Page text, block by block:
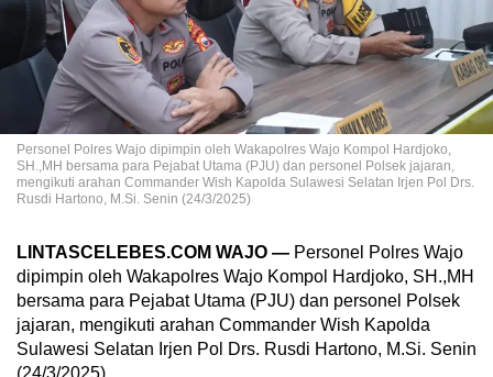
Personel Polres Wajo dipimpin oleh Wakapolres Wajo Kompol Hardjoko,
SH.,MH bersama para Pejabat Utama (PJU) dan personel Polsek jajaran,
mengikuti arahan Commander Wish Kapolda Sulawesi Selatan Irjen Pol Drs.
Rusdi Hartono, M.Si. Senin (24/3/2025)
LINTASCELEBES.COM WAJO — Personel Polres Wajo
dipimpin oleh Wakapolres Wajo Kompol Hardjoko, SH.,MH
bersama para Pejabat Utama (PJU) dan personel Polsek
jajaran, mengikuti arahan Commander Wish Kapolda
Sulawesi Selatan Irjen Pol Drs. Rusdi Hartono, M.Si. Senin
(24/3/2025).